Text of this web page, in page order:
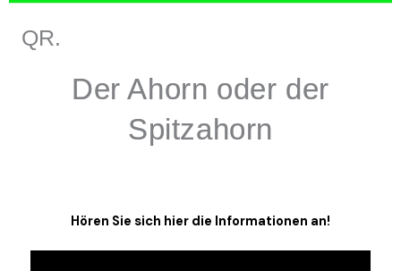
QR.
Der Ahorn oder der
Spitzahorn
Hören Sie sich hier die Informationen an!